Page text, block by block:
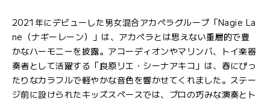
2021年にデビューした男女混合アカペラグループ「Nagie La
ne（ナギーレーン）」は、アカペラとは思えない重層的で豊
かなハーモニーを披露。アコーディオンやマリンバ、トイ楽器
奏者として活躍する「良原リエ・シーナアキコ」は、春にぴっ
たりなカラフルで軽やかな音色を響かせてくれました。ステー
ジ前に設けられたキッズスペースでは、プロの巧みな演奏とト